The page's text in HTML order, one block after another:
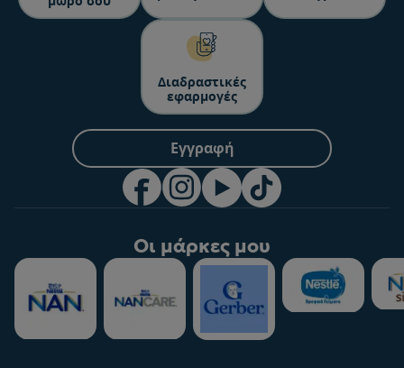
Διαδραστικές
εφαρμογές
Εγγραφή
Οι μάρκες μου